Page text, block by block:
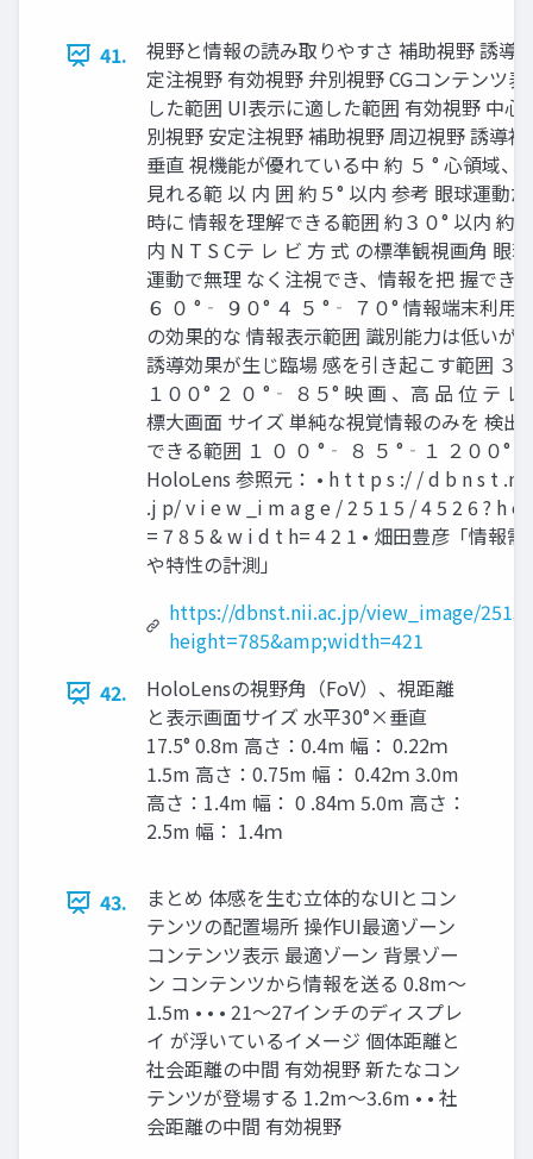
41.
視野と情報の読み取りやすさ 補助視野 誘導
定注視野 有効視野 弁別視野 CGコンテンツ
した範囲 UI表示に適した範囲 有効視野 中心
別視野 安定注視野 補助視野 周辺視野 誘導
垂直 視機能が優れている中 約 ５ ° 心領域、
見れる範 以 内 囲 約５° 以内 参考 眼球運動
時に 情報を理解できる範囲 約３０° 以内 約
内 N T S Cテ レ ビ 方 式 の標準観視画角 眼
運動で無理 なく注視でき、情報を把 握でき
６ ０ °‐ ９０° ４ ５ °‐ ７０° 情報端末利用
の効果的な 情報表示範囲 識別能力は低いが
誘導効果が生じ臨場 感を引き起こす範囲 ３
１００° ２ ０ °‐ ８５° 映 画 、高 品 位 テ レ
標大画面 サイズ 単純な視覚情報のみを 検出
できる範囲 １ ０ ０ °‐ ８ ５ °‐１ ２００°
HoloLens 参照元： • h t t p s :/ / d b n s t .n i
.j p/ v i e w _i m a g e / 2 5 1 5 / 4 5 2 6 ? h e
= 7 8 5 & w i d t h= 4 2 1 • 畑田豊彦「情報需
や特性の計測」
https://dbnst.nii.ac.jp/view_image/2515/
height=785&amp;width=421
42.
HoloLensの視野角（FoV）、視距離
と表示画面サイズ 水平30°×垂直
17.5° 0.8m 高さ：0.4m 幅： 0.22ｍ
1.5m 高さ：0.75m 幅： 0.42ｍ 3.0m
高さ：1.4m 幅： 0 .84ｍ 5.0m 高さ：
2.5m 幅： 1.4ｍ
43.
まとめ 体感を生む立体的なUIとコン
テンツの配置場所 操作UI最適ゾーン
コンテンツ表示 最適ゾーン 背景ゾー
ン コンテンツから情報を送る 0.8m～
1.5m • • • 21～27インチのディスプレ
イ が浮いているイメージ 個体距離と
社会距離の中間 有効視野 新たなコン
テンツが登場する 1.2m～3.6m • • 社
会距離の中間 有効視野